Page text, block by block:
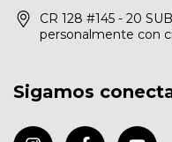
CR 128 #145 - 20
personalmente con
Sigamos